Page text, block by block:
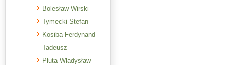
Bolesław Wirski
Tymecki Stefan
Kosiba Ferdynand
Tadeusz
Pluta Władysław